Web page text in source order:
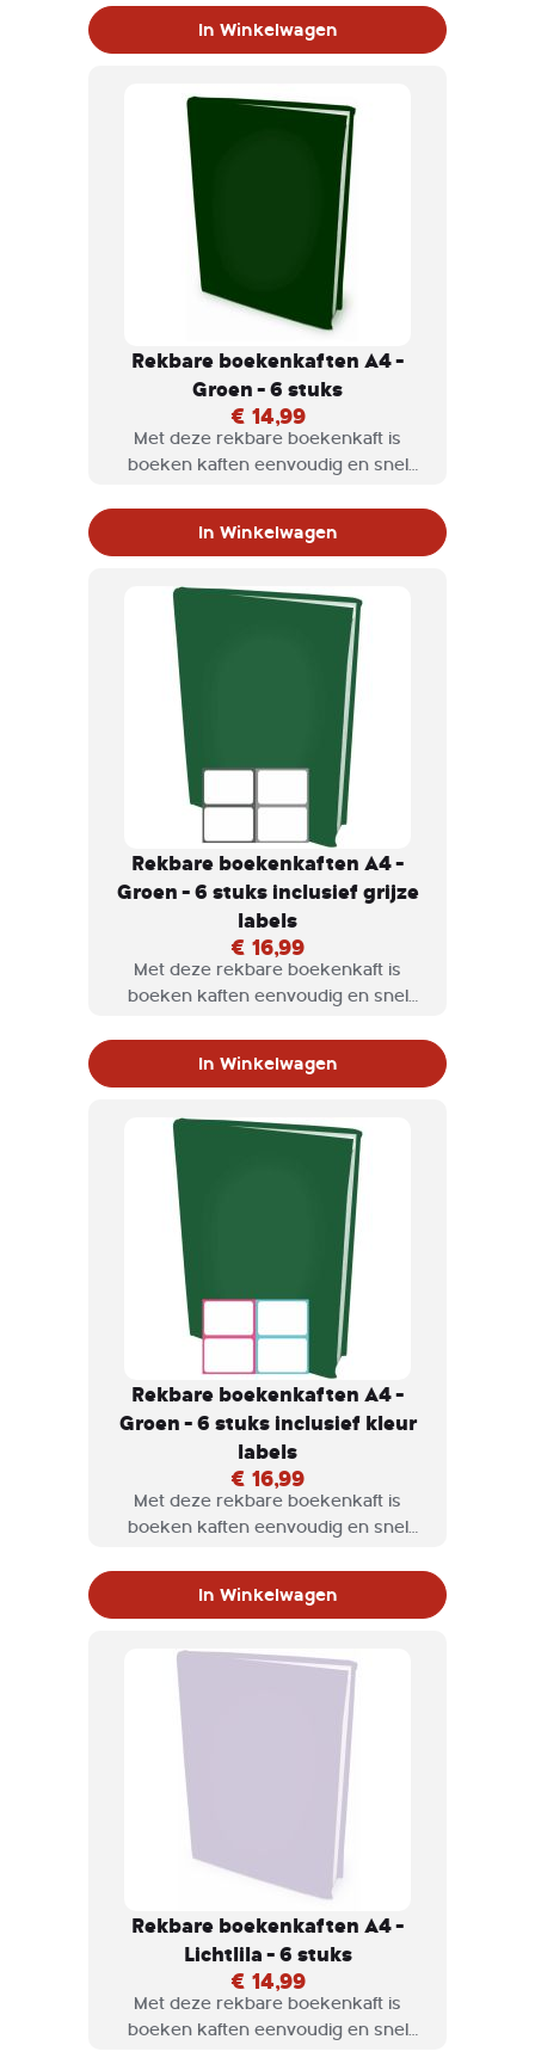
maten.
In Winkelwagen
Rekbare boekenkaften A4 -
Groen - 6 stuks
€ 14,99
Met deze rekbare boekenkaft is
boeken kaften eenvoudig en snel
maten.
In Winkelwagen
Rekbare boekenkaften A4 -
Groen - 6 stuks inclusief grijze
labels
€ 16,99
Met deze rekbare boekenkaft is
boeken kaften eenvoudig en snel
maten.
In Winkelwagen
Rekbare boekenkaften A4 -
Groen - 6 stuks inclusief kleur
labels
€ 16,99
Met deze rekbare boekenkaft is
boeken kaften eenvoudig en snel
maten.
In Winkelwagen
Rekbare boekenkaften A4 -
Lichtlila - 6 stuks
€ 14,99
Met deze rekbare boekenkaft is
boeken kaften eenvoudig en snel